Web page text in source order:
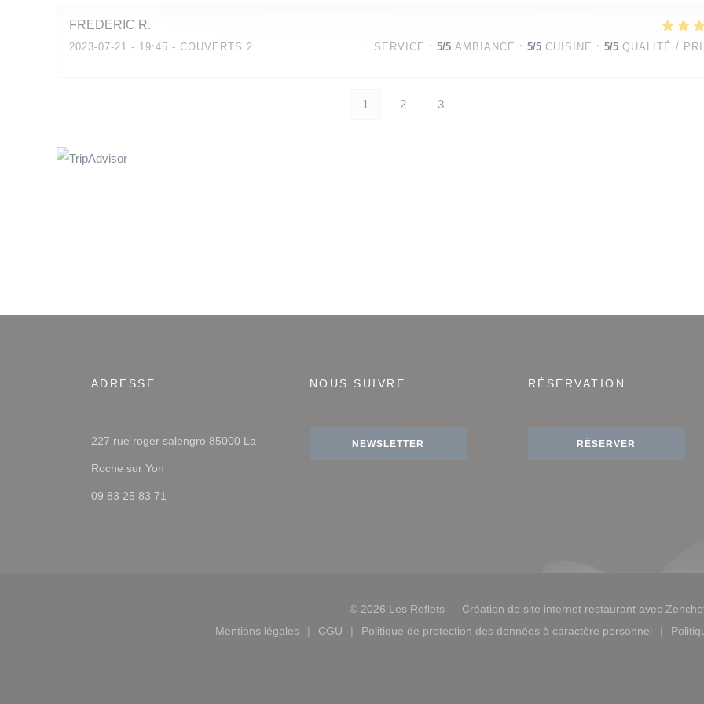
FREDERIC R
2023-07-21 - 19:45 - COUVERTS 2 SERVICE : 5/5 AMBIANCE : 5/5 CUISINE : 5/5 QUALITÉ /
1 2 3
ADRESSE
227 rue roger salengro 85000 La
Roche sur Yon((ouvre une nouvelle fenêtre))
09 83 25 83 71
NOUS SUIVRE
NEWSLETTER
RÉSERVATION
RÉSERVER
© 2026 Les Reflets — Création de site internet restaurant avec
Mentions légales
((ouvre une nouvelle fenêtre))
CGU
((ouvre une nouvelle fenêtre))
Politique de protection des données à caractère personnel
((ouvre une nouvelle fenêtre))